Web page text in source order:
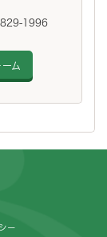
829-1996
ム
ー